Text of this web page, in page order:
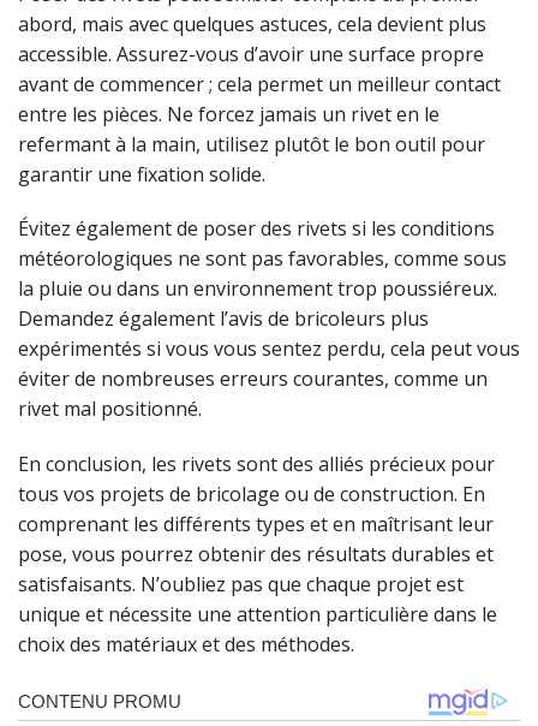
abord, mais avec quelques astuces, cela devient plus
accessible. Assurez-vous d’avoir une surface propre
avant de commencer ; cela permet un meilleur contact
entre les pièces. Ne forcez jamais un rivet en le
refermant à la main, utilisez plutôt le bon outil pour
garantir une fixation solide.
Évitez également de poser des rivets si les conditions
météorologiques ne sont pas favorables, comme sous
la pluie ou dans un environnement trop poussiéreux.
Demandez également l’avis de bricoleurs plus
expérimentés si vous vous sentez perdu, cela peut vous
éviter de nombreuses erreurs courantes, comme un
rivet mal positionné.
En conclusion, les rivets sont des alliés précieux pour
tous vos projets de bricolage ou de construction. En
comprenant les différents types et en maîtrisant leur
pose, vous pourrez obtenir des résultats durables et
satisfaisants. N’oubliez pas que chaque projet est
unique et nécessite une attention particulière dans le
choix des matériaux et des méthodes.